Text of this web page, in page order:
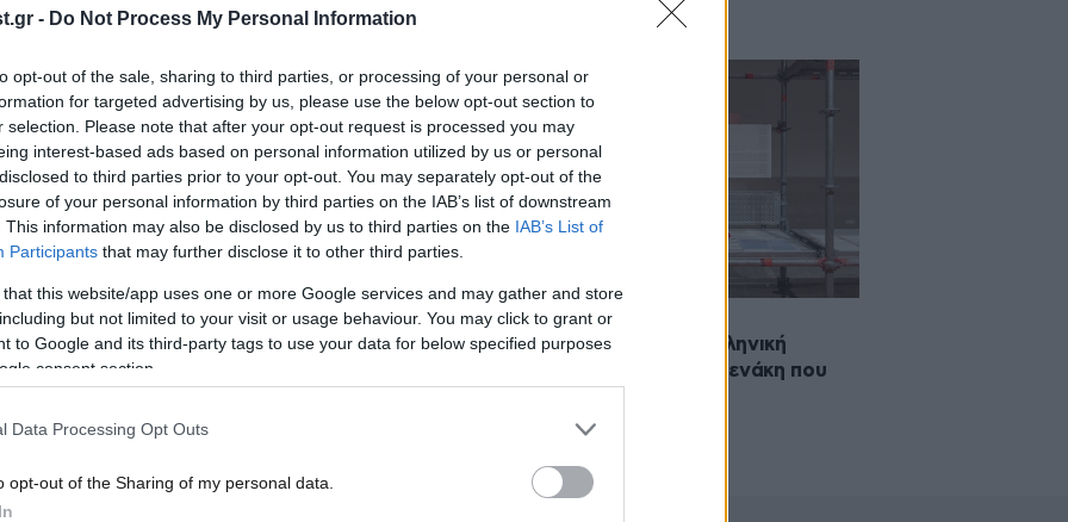
- Do Not Process My Personal Information
opt-out of the sale, sharing to third parties, or processing of your personal or
for targeted advertising by us, please use the below opt-out section to
selection. Please note that after your opt-out request is processed you may
interest-based ads based on personal information utilized by us or personal
to third parties prior to your opt-out. You may separately opt-out of the
of your personal information by third parties on the IAB’s list of downstream
This information may also be disclosed by us to third parties on the IAB’s List of
Participants that may further disclose it to other third parties.
that this website/app uses one or more Google services and may gather and store
but not limited to your visit or usage behaviour. You may click to grant or
to Google and its third-party tags to use your data for below specified purposes
consent section.
Data Processing Opt Outs
opt-out of the Sharing of my personal data.
Η
12·02·2026 11:05
«Αλέξης Ακριθάκης. Μια γραμμή
κύμα»: Το ζωγραφικό σύμπαν του
περιμένει στο Μπενάκη
14·01·2026 09:00
Μία συζήτηση για την ελληνική
γλώσσα στο Μουσείο Μπενάκη που